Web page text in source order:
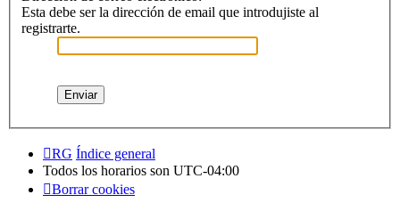
Esta debe ser la dirección de email que introdujiste al
registrarte.
RG Índice general
Todos los horarios son UTC-04:00
Borrar cookies